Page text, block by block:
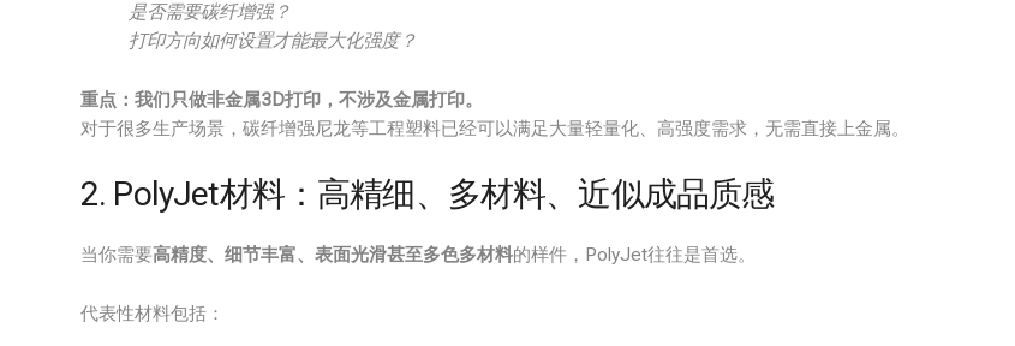
是否需要碳纤增强？
打印方向如何设置才能最大化强度？
重点：我们只做非金属3D打印，不涉及金属打印。
对于很多生产场景，碳纤增强尼龙等工程塑料已经可以满足大量轻量化、高强度需求，无需直接上金属。
2. PolyJet材料：高精细、多材料、近似成品质感
当你需要高精度、细节丰富、表面光滑甚至多色多材料的样件，PolyJet往往是首选。
代表性材料包括：